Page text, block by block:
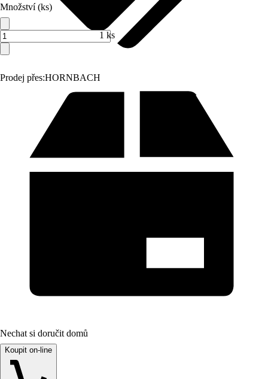
Prodej přes:HORNBACH
Množství (ks)
1 ks
Nechat si doručit domů
Koupit on-line